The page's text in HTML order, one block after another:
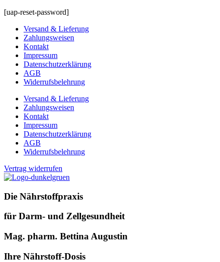
[uap-reset-password]
Versand & Lieferung
Zahlungsweisen
Kontakt
Impressum
Datenschutzerklärung
AGB
Widerrufsbelehrung
Versand & Lieferung
Zahlungsweisen
Kontakt
Impressum
Datenschutzerklärung
AGB
Widerrufsbelehrung
Vertrag widerrufen
Die Nährstoffpraxis
für Darm- und Zellgesundheit
Mag. pharm. Bettina Augustin
Ihre Nährstoff-Dosis